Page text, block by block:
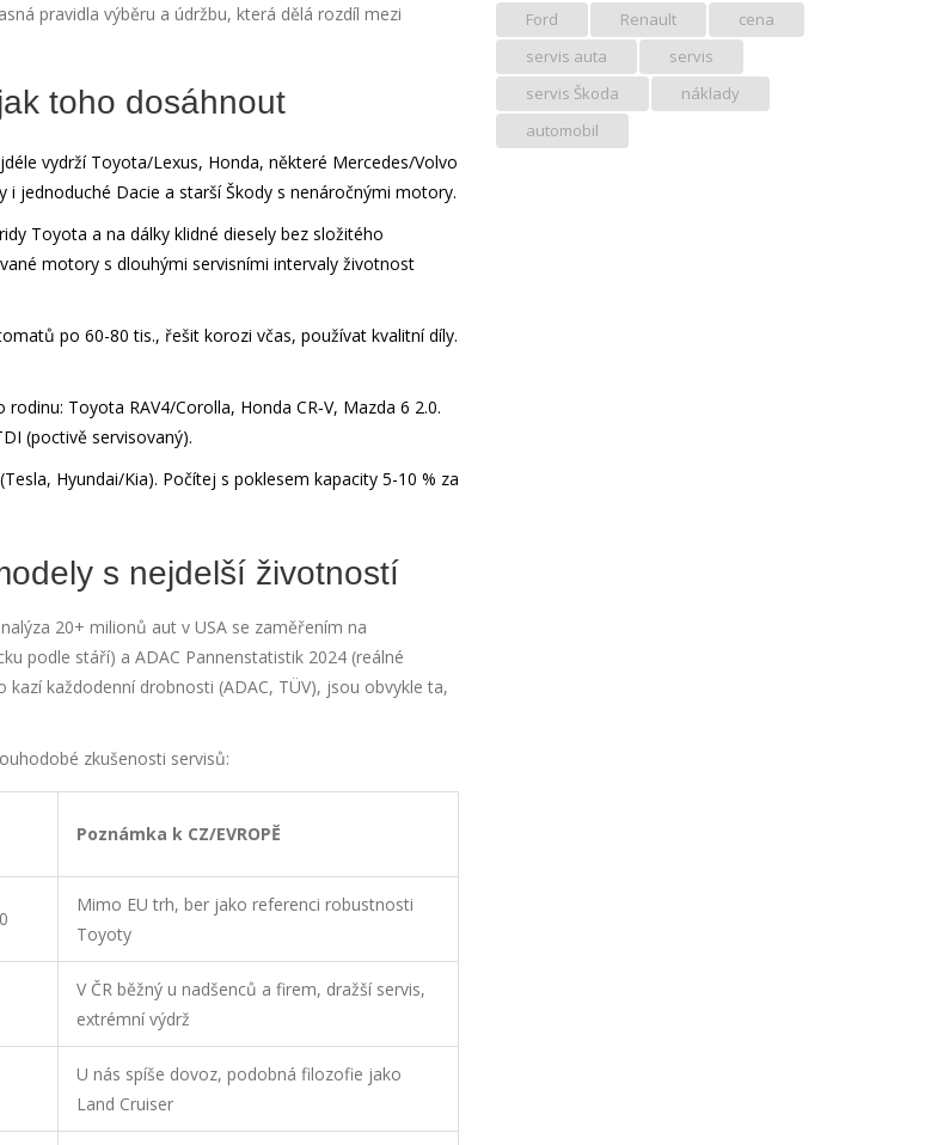
pravidla výběru a údržbu, která dělá rozdíl mezi
toho dosáhnout
vydrží Toyota/Lexus, Honda, některé Mercedes/Volvo
i jednoduché Dacie a starší Škody s nenáročnými motory.
Toyota a na dálky klidné diesely bez složitého
motory s dlouhými servisními intervaly životnost
po 60-80 tis., řešit korozi včas, používat kvalitní díly.
Toyota RAV4/Corolla, Honda CR‑V, Mazda 6 2.0.
(poctivě servisovaný).
Hyundai/Kia). Počítej s poklesem kapacity 5-10 % za
s nejdelší životností
20+ milionů aut v USA se zaměřením na
podle stáří) a ADAC Pannenstatistik 2024 (reálné
každodenní drobnosti (ADAC, TÜV), jsou obvykle ta,
zkušenosti servisů:
Poznámka k CZ/EVROPĚ
Mimo EU trh, ber jako referenci robustnosti
Toyoty
V ČR běžný u nadšenců a firem, dražší servis,
extrémní výdrž
U nás spíše dovoz, podobná filozofie jako
Land Cruiser
Ford
Renault
cena
servis auta
servis
servis Škoda
náklady
automobil